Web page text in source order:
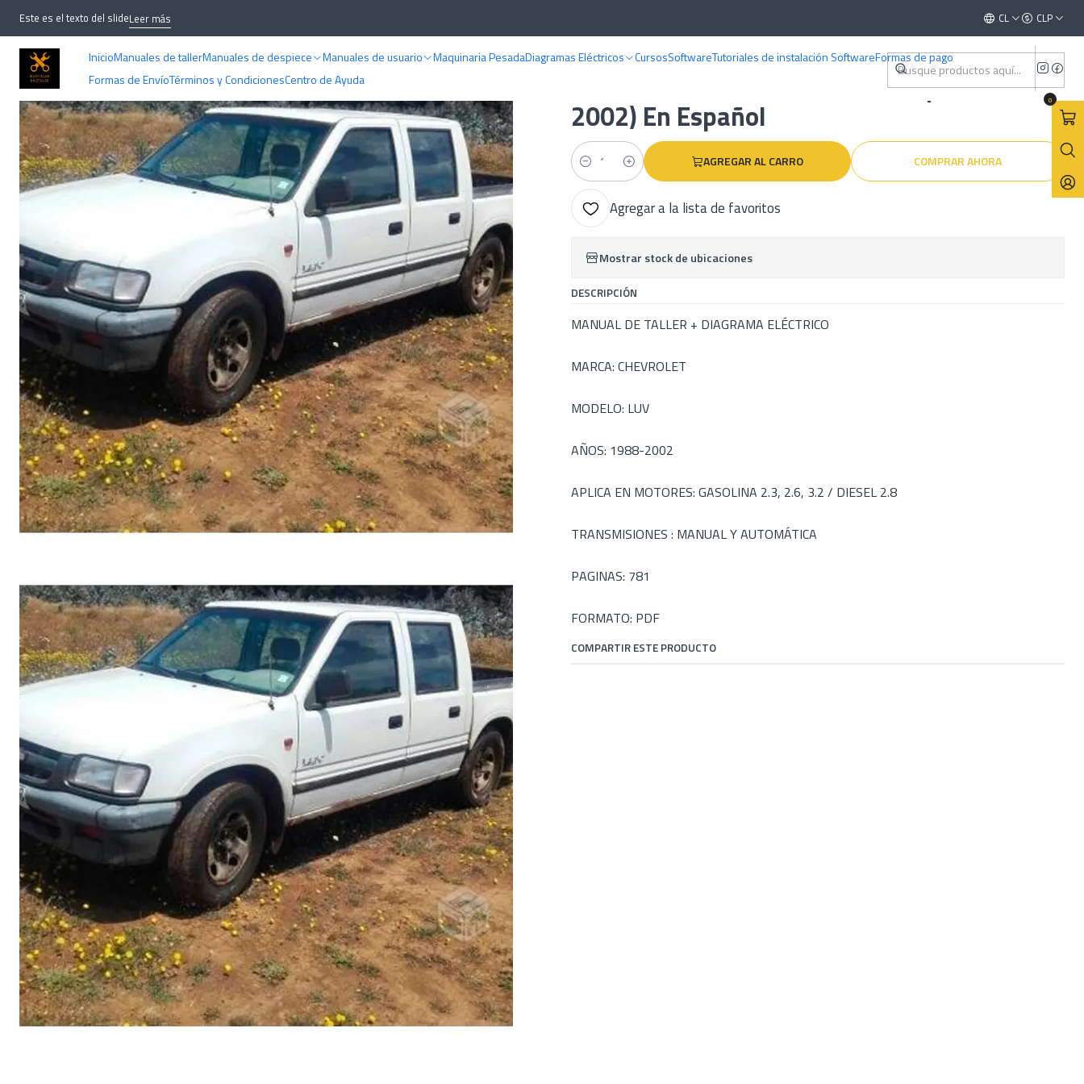
InicioManuales de tallerManuales de despiece Manuales de usuario Maquinaria PesadaDiagramas Eléctricos CursosSoftwareTutoriales de instalación SoftwareFormas de pago
Formas de EnvíoTérminos y CondicionesCentro de Ayuda
0
Este es el texto del slideLeer más CL CLP
Manual De Taller Chevrolet Luv (1988-
2002) En Español
Cantidad
AGREGAR AL CARRO COMPRAR AHORA
Agregar a la lista de favoritos
Mostrar stock de ubicaciones
DESCRIPCIÓN
MANUAL DE TALLER + DIAGRAMA ELÉCTRICO
MARCA: CHEVROLET
MODELO: LUV
AÑOS: 1988-2002
APLICA EN MOTORES: GASOLINA 2.3, 2.6, 3.2 / DIESEL 2.8
TRANSMISIONES : MANUAL Y AUTOMÁTICA
PAGINAS: 781
FORMATO: PDF
COMPARTIR ESTE PRODUCTO